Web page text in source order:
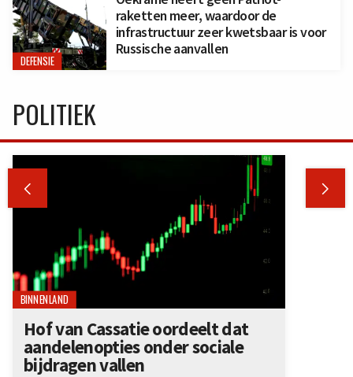
DEFENSIE
raketten meer, waardoor de
infrastructuur zeer kwetsbaar is voor
Russische aanvallen
POLITIEK
 
BINNENLAND
Hof van Cassatie oordeelt dat
aandelenopties onder sociale
bijdragen vallen